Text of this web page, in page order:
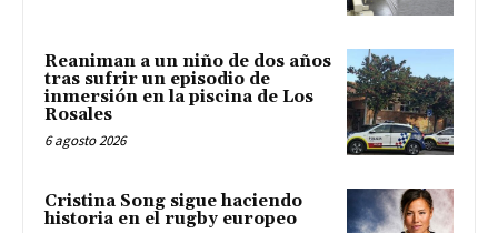
Reaniman a un niño de dos años
tras sufrir un episodio de
inmersión en la piscina de Los
Rosales
6 agosto 2026
Cristina Song sigue haciendo
historia en el rugby europeo